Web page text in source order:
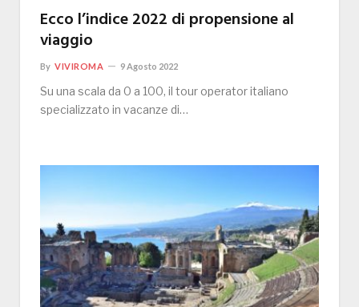
Ecco l’indice 2022 di propensione al
viaggio
By VIVIROMA 9 Agosto 2022
Su una scala da 0 a 100, il tour operator italiano
specializzato in vacanze di…